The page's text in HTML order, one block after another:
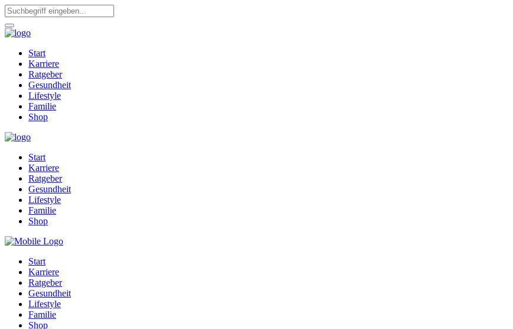
Start
Karriere
Ratgeber
Gesundheit
Lifestyle
Familie
Shop
Start
Karriere
Ratgeber
Gesundheit
Lifestyle
Familie
Shop
Start
Karriere
Ratgeber
Gesundheit
Lifestyle
Familie
Shop